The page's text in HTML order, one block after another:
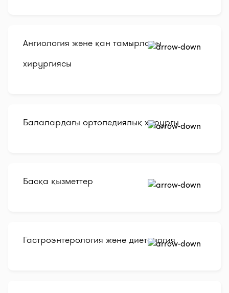
Ангиология және қан тамырлары
хирургиясы
Балалардағы ортопедиялық хирургы
Басқа қызметтер
Гастроэнтерология және диетология